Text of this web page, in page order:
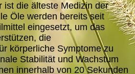
ist die älteste Medizin der
Öle werden bereits seit
eingesetzt, um das
die
körperliche Symptome zu
Stabilität und Wachstum
innerhalb von 20 Sekunden